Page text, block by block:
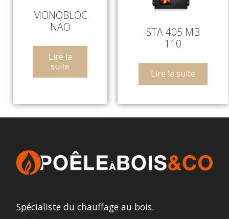
MONOBLOC
NAO
Lire la
suite
STA 405 MB
110
Lire la suite
Spécialiste du chauffage au bois.